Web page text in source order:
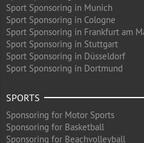
Sport Sponsoring in Munich
Sport Sponsoring in Cologne
Sport Sponsoring in Frankfurt am
Sport Sponsoring in Stuttgart
Sport Sponsoring in Düsseldorf
Sport Sponsoring in Dortmund
SPORTS
Sponsoring for Motor Sports
Sponsoring for Basketball
Sponsoring for Beachvolleyball